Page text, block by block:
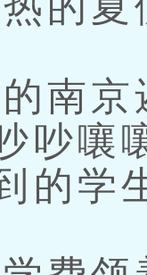
南京
吵嚷
的学